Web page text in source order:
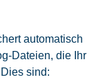
automatisch
Dateien, die Ihr
sind: